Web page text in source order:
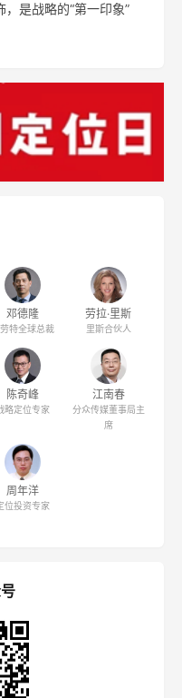
是战略的“第一印象”
邓德隆
特全球总裁
劳拉·里斯
里斯合伙人
陈奇峰
略定位专家
江南春
分众传媒董事局主
席
周年洋
位投资专家